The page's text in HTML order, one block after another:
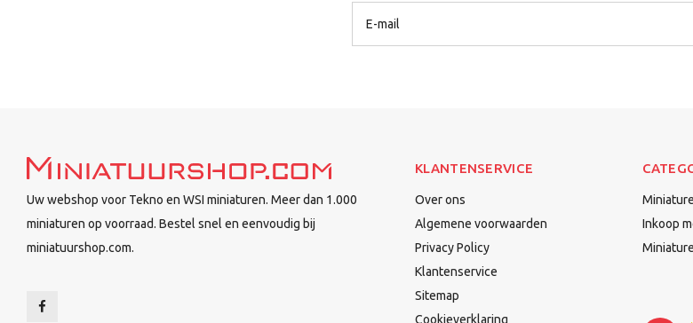
Uw webshop voor Tekno en WSI miniaturen. Meer dan 1.000
miniaturen op voorraad. Bestel snel en eenvoudig bij
miniatuurshop.com.
KLANTENSERVICE
Over ons
Algemene voorwaarden
Privacy Policy
Klantenservice
Sitemap
Cookieverklaring
Inkoop